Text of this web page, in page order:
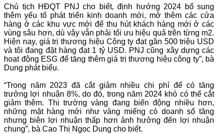
Chủ tịch HĐQT PNJ cho biết, định hướng 2024 bổ sung
thêm yếu tố phát triển kinh doanh mới, mở thêm các cửa
hàng ở các khu vực mới để thu hút khách hàng mới ở các
vùng sâu hơn, dù vậy vẫn phải tối ưu hiệu quả trên từng m2.
Hiện nay, giá trị thương hiệu Công ty đạt gần 500 triệu USD
và tôi đang đặt hàng đạt 1 tỷ USD. PNJ cũng xây dựng các
hoạt động ESG để tăng thêm giá trị thương hiệu công ty”, bà
Dung phát biểu.
“Trong năm 2023 đã cắt giảm nhiều chi phí để có tăng
trưởng lợi nhuận 8%, do đó, trong năm 2024 khó có thể cắt
giảm thêm. Thị trường vàng đang biến động nhiều hơn,
những mặt hàng mới như vàng miếng có doanh số tăng
nhưng biên lợi nhuận thấp hơn ảnh hưởng đến lợi nhuận
chung”, bà Cao Thị Ngọc Dung cho biết.